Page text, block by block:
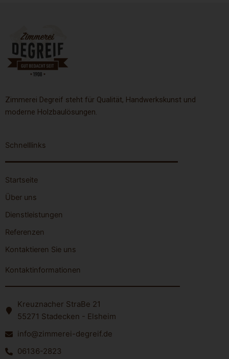
Zimmerei Degreif steht für Qualität, Handwerkskunst und
moderne Holzbaulösungen.
Schnelllinks
Startseite
Über uns
Dienstleistungen
Referenzen
Kontaktieren Sie uns
Kontaktinformationen
Kreuznacher StraBe 21
55271 Stadecken - Elsheim
info@zimmerei-degreif.de
06136-2823